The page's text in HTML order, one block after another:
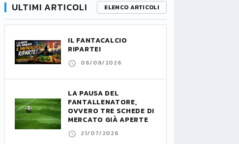
ULTIMI ARTICOLI ELENCO ARTICOLI
IL FANTACALCIO
RIPARTE!
06/08/2026
LA PAUSA DEL
FANTALLENATORE,
OVVERO TRE SCHEDE DI
MERCATO GIÀ APERTE
21/07/2026